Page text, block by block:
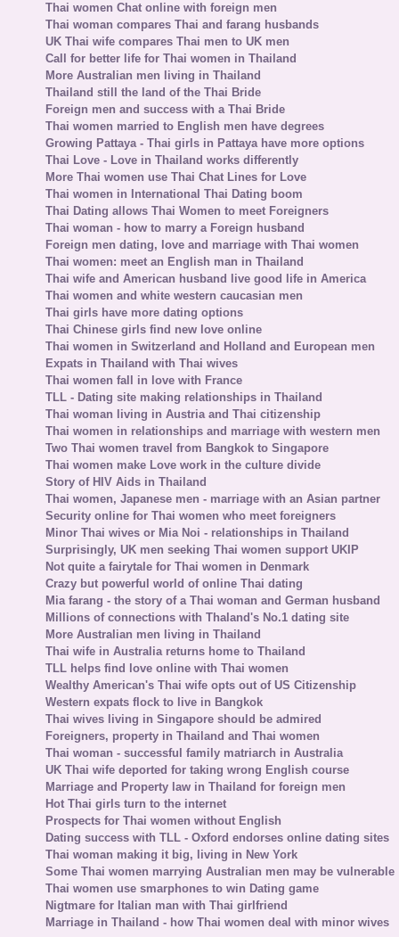
Thai women Chat online with foreign men
Thai woman compares Thai and farang husbands
UK Thai wife compares Thai men to UK men
Call for better life for Thai women in Thailand
More Australian men living in Thailand
Thailand still the land of the Thai Bride
Foreign men and success with a Thai Bride
Thai women married to English men have degrees
Growing Pattaya - Thai girls in Pattaya have more options
Thai Love - Love in Thailand works differently
More Thai women use Thai Chat Lines for Love
Thai women in International Thai Dating boom
Thai Dating allows Thai Women to meet Foreigners
Thai woman - how to marry a Foreign husband
Foreign men dating, love and marriage with Thai women
Thai women: meet an English man in Thailand
Thai wife and American husband live good life in America
Thai women and white western caucasian men
Thai girls have more dating options
Thai Chinese girls find new love online
Thai women in Switzerland and Holland and European men
Expats in Thailand with Thai wives
Thai women fall in love with France
TLL - Dating site making relationships in Thailand
Thai woman living in Austria and Thai citizenship
Thai women in relationships and marriage with western men
Two Thai women travel from Bangkok to Singapore
Thai women make Love work in the culture divide
Story of HIV Aids in Thailand
Thai women, Japanese men - marriage with an Asian partner
Security online for Thai women who meet foreigners
Minor Thai wives or Mia Noi - relationships in Thailand
Surprisingly, UK men seeking Thai women support UKIP
Not quite a fairytale for Thai women in Denmark
Crazy but powerful world of online Thai dating
Mia farang - the story of a Thai woman and German husband
Millions of connections with Thaland's No.1 dating site
More Australian men living in Thailand
Thai wife in Australia returns home to Thailand
TLL helps find love online with Thai women
Wealthy American's Thai wife opts out of US Citizenship
Western expats flock to live in Bangkok
Thai wives living in Singapore should be admired
Foreigners, property in Thailand and Thai women
Thai woman - successful family matriarch in Australia
UK Thai wife deported for taking wrong English course
Marriage and Property law in Thailand for foreign men
Hot Thai girls turn to the internet
Prospects for Thai women without English
Dating success with TLL - Oxford endorses online dating sites
Thai woman making it big, living in New York
Some Thai women marrying Australian men may be vulnerable
Thai women use smarphones to win Dating game
Nigtmare for Italian man with Thai girlfriend
Marriage in Thailand - how Thai women deal with minor wives